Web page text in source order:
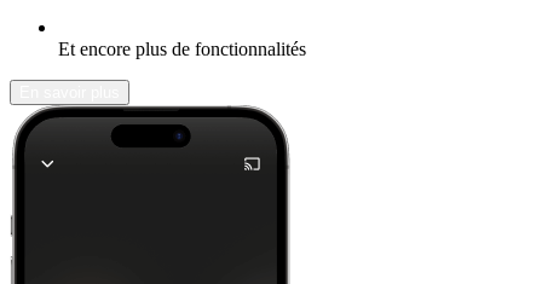
Et encore plus de fonctionnalités